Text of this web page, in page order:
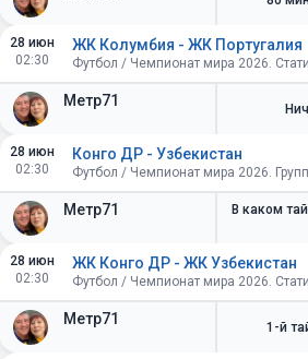
28 июн
02:30
Метр71
ЖК Колумбия - ЖК Португалия
Футбол / Чемпионат мира 2026.
28 июн
02:30
Метр71
Конго ДР - Узбекистан
В каком
28 июн
02:30
Метр71
ЖК Конго ДР - ЖК Узбекистан
Футбол / Чемпионат мира 2026.
1-й